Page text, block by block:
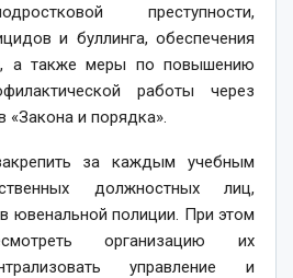
преступности,
и буллинга, обеспечения
а также меры по повышению
работы через
«Закона и порядка».
за каждым учебным
должностных лиц,
ювенальной полиции. При этом
организацию их
управление и